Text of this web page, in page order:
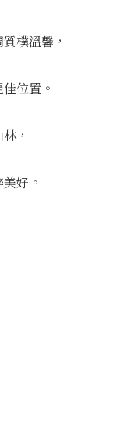
樸溫馨，
位置。
，
好。